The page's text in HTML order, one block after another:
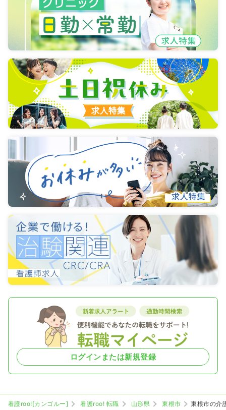
ログインまたは新規登録
看護roo![カンゴルー] 看護roo! 転職 山形県 東根市
東根市の介